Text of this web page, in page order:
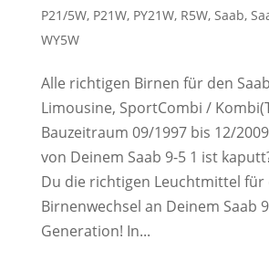
P21/5W, P21W, PY21W, R5W, Saab,
WY5W
Alle richtigen Birnen für den
Limousine, SportCombi /
Bauzeitraum 09/1997 bis 12/
von Deinem Saab 9-5 1 ist
Du die richtigen Leuchtmittel für
Birnenwechsel an Deinem Saab
Generation! In...